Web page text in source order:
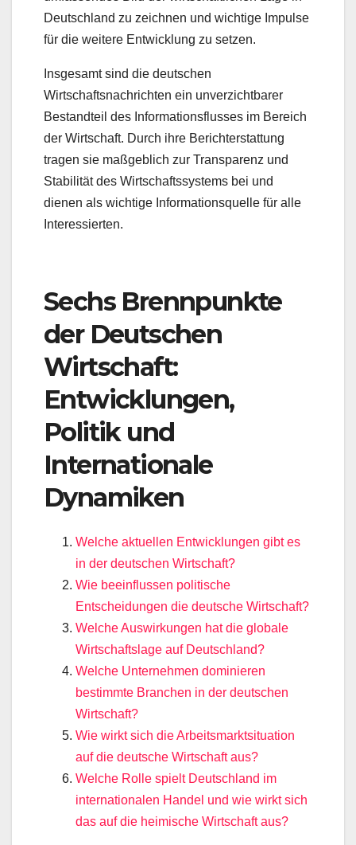
Deutschland zu zeichnen und wichtige Impulse
für die weitere Entwicklung zu setzen.
Insgesamt sind die deutschen
Wirtschaftsnachrichten ein unverzichtbarer
Bestandteil des Informationsflusses im Bereich
der Wirtschaft. Durch ihre Berichterstattung
tragen sie maßgeblich zur Transparenz und
Stabilität des Wirtschaftssystems bei und
dienen als wichtige Informationsquelle für alle
Interessierten.
Sechs Brennpunkte
der Deutschen
Wirtschaft:
Entwicklungen,
Politik und
Internationale
Dynamiken
Welche aktuellen Entwicklungen gibt es
in der deutschen Wirtschaft?
Wie beeinflussen politische
Entscheidungen die deutsche Wirtschaft?
Welche Auswirkungen hat die globale
Wirtschaftslage auf Deutschland?
Welche Unternehmen dominieren
bestimmte Branchen in der deutschen
Wirtschaft?
Wie wirkt sich die Arbeitsmarktsituation
auf die deutsche Wirtschaft aus?
Welche Rolle spielt Deutschland im
internationalen Handel und wie wirkt sich
das auf die heimische Wirtschaft aus?